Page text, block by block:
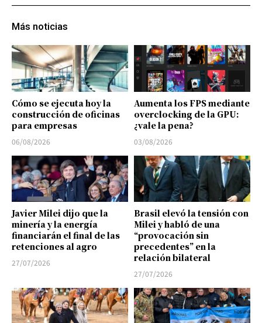
Más noticias
Cómo se ejecuta hoy la
construcción de oficinas
para empresas
06/08/2026
Aumenta los FPS mediante
overclocking de la GPU:
¿vale la pena?
03/08/2026
Javier Milei dijo que la
minería y la energía
financiarán el final de las
retenciones al agro
27/07/2026
Brasil elevó la tensión con
Milei y habló de una
“provocación sin
precedentes” en la
relación bilateral
27/07/2026